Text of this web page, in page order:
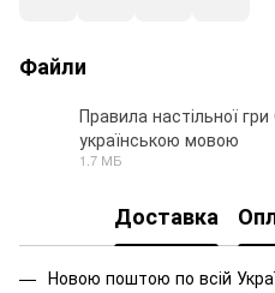
Файли
Правила настільної
українською мовою
1.7 МБ
Доставка
Новою поштою по всій